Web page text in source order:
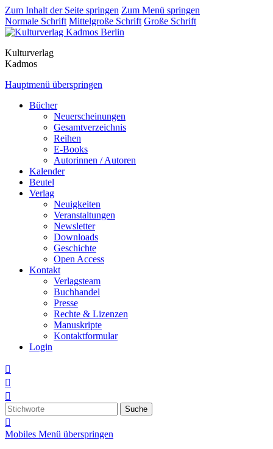
Zum Inhalt der Seite springen Zum Menü springen
Normale Schrift Mittelgroße Schrift Große Schrift
Kulturverlag
Kadmos
Hauptmenü überspringen
Bücher
Neuerscheinungen
Gesamtverzeichnis
Reihen
E-Books
Autorinnen / Autoren
Kalender
Beutel
Verlag
Neuigkeiten
Veranstaltungen
Newsletter
Downloads
Geschichte
Open Access
Kontakt
Verlagsteam
Buchhandel
Presse
Rechte & Lizenzen
Manuskripte
Kontaktformular
Login



Suche

Mobiles Menü überspringen